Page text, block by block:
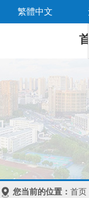
繁體中文
您当前的位置： 首页